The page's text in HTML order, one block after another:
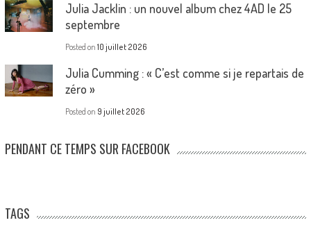
Julia Jacklin : un nouvel album chez 4AD le 25
septembre
Posted on 10 juillet 2026
Julia Cumming : « C’est comme si je repartais de
zéro »
Posted on 9 juillet 2026
PENDANT CE TEMPS SUR FACEBOOK
TAGS